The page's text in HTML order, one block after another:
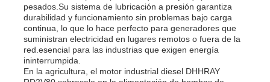
pesados.Su sistema de lubricación a presión garantiza
durabilidad y funcionamiento sin problemas bajo carga
continua, lo que lo hace perfecto para generadores que
suministran electricidad en lugares remotos o fuera de la
red.esencial para las industrias que exigen energía
ininterrumpida.
En la agricultura, el motor industrial diesel DHHRAY